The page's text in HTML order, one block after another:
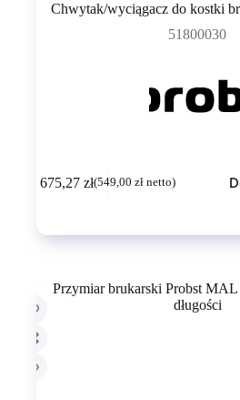
Chwytak/wyciągacz do kostki
51800030
675,27zł(549,00zł netto)